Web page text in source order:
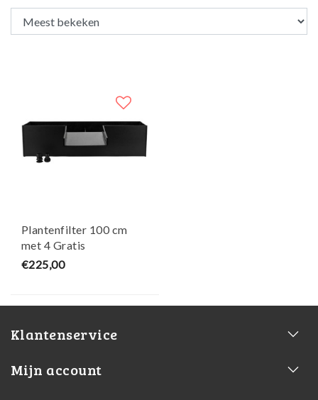
Plantenfilter 100 cm
met 4 Gratis
vijvermandjes
€225,00
Klantenservice
Mijn account